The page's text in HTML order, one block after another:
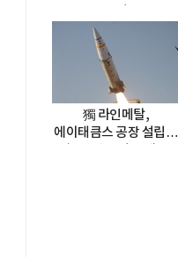
獨 라인메탈,
에이태큼스 공장 설립…